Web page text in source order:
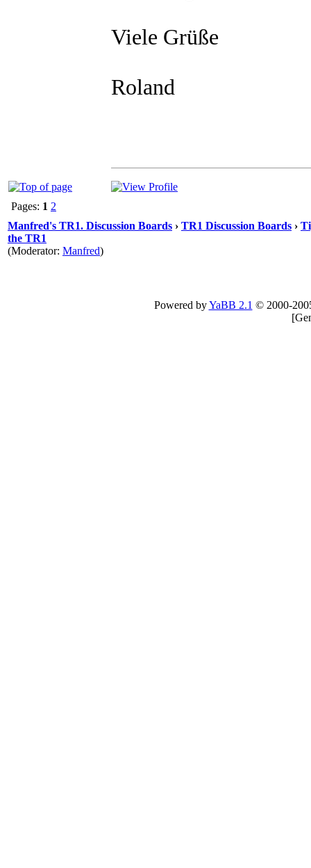
Viele Grüße
Roland
Pages: 1 2
Manfred's TR1. Discussion Boards › TR1 Discussion Boards ›
the TR1
(Moderator: Manfred)
Powered byYaBB 2.1 © 2000-
[